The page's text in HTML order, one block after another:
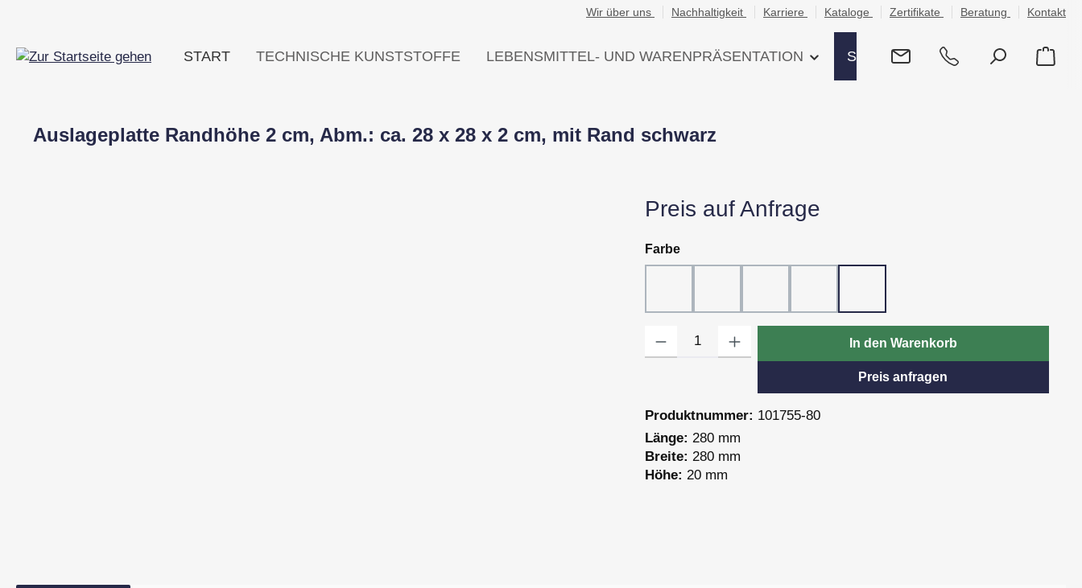
Wir über uns Nachhaltigkeit Karriere Kataloge Zertifikate Beratung Kontakt
START TECHNISCHE KUNSTSTOFFE LEBENSMITTEL- UND WARENPRÄSENTATION SHOP
Auslageplatte Randhöhe 2 cm, Abm.: ca. 28 x 28 x 2 cm, mit Rand schwarz
Preis auf Anfrage
Farbeauswählen
In den Warenkorb
Preis anfragen
Produktnummer: 101755-80
Länge: 280 mm
Breite: 280 mm
Höhe: 20 mm